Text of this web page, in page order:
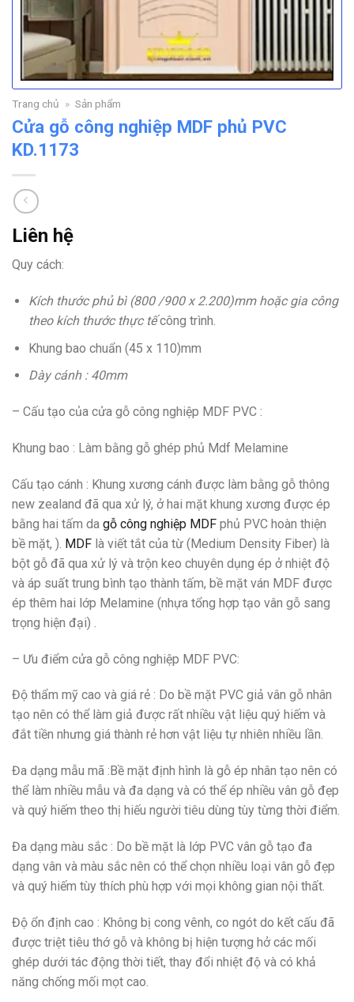
Trang chủ » Sản phẩm
Cửa gỗ công nghiệp MDF phủ PVC
KD.1173
Liên hệ
Quy cách:
Kích thước phủ bì (800 /900 x 2.200)mm hoặc gia công
theo kích thước thực tếcông trình.
Khung bao chuẩn (45 x 110)mm
Dày cánh : 40mm
– Cấu tạo của cửa gỗ công nghiệp MDF PVC :
Khung bao : Làm bằng gỗ ghép phủ Mdf Melamine
Cấu tạo cánh : Khung xương cánh được làm bằng gỗ thông
new zealand đã qua xử lý, ở hai mặt khung xương được ép
bằng hai tấm da gỗ công nghiệp MDF phủ PVC hoàn thiện
bề mặt, ). MDF là viết tắt của từ (Medium Density Fiber) là
bột gỗ đã qua xử lý và trộn keo chuyên dụng ép ở nhiệt độ
và áp suất trung bình tạo thành tấm, bề mặt ván MDF được
ép thêm hai lớp Melamine (nhựa tổng hợp tạo vân gỗ sang
trọng hiện đại) .
– Ưu điểm cửa gỗ công nghiệp MDF PVC:
Độ thẩm mỹ cao và giá rẻ : Do bề mặt PVC giả vân gỗ nhân
tạo nên có thể làm giả được rất nhiều vật liệu quý hiếm và
đắt tiền nhưng giá thành rẻ hơn vật liệu tự nhiên nhiều lần.
Đa dạng mẫu mã :Bề mặt định hình là gỗ ép nhân tạo nên có
thể làm nhiều mẫu và đa dạng và có thể ép nhiều vân gỗ đẹp
và quý hiếm theo thị hiếu người tiêu dùng tùy từng thời điểm.
Đa dạng màu sắc : Do bề mặt là lớp PVC vân gỗ tạo đa
dạng vân và màu sắc nên có thể chọn nhiều loại vân gỗ đẹp
và quý hiếm tùy thích phù hợp với mọi không gian nội thất.
Độ ổn định cao : Không bị cong vênh, co ngót do kết cấu đã
được triệt tiêu thớ gỗ và không bị hiện tượng hở các mối
ghép dưới tác động thời tiết, thay đổi nhiệt độ và có khả
năng chống mối mọt cao.